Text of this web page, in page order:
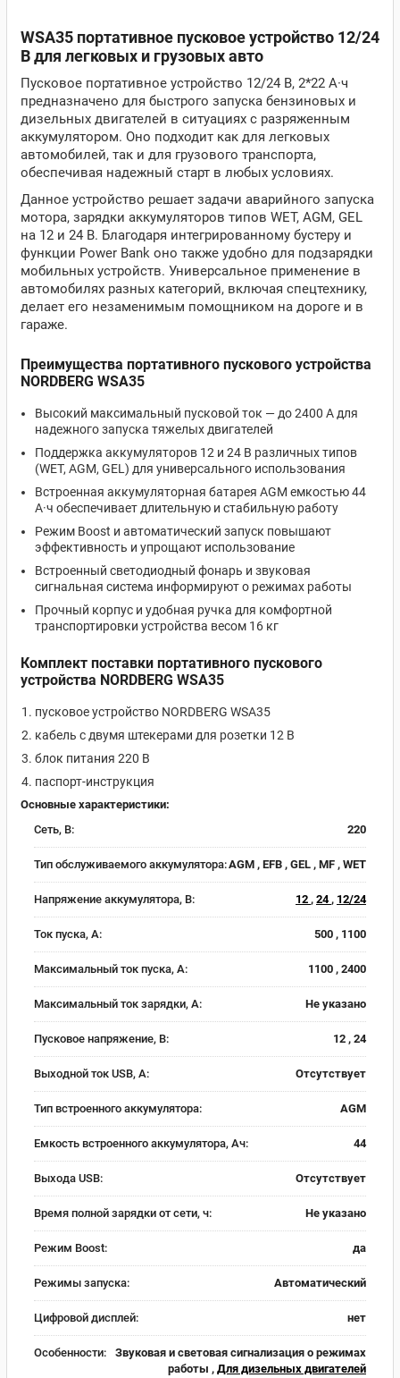
WSA35 портативное пусковое устройство 12/24
В для легковых и грузовых авто
Пусковое портативное устройство 12/24 В, 2*22 А·ч
предназначено для быстрого запуска бензиновых и
дизельных двигателей в ситуациях с разряженным
аккумулятором. Оно подходит как для легковых
автомобилей, так и для грузового транспорта,
обеспечивая надежный старт в любых условиях.
Данное устройство решает задачи аварийного запуска
мотора, зарядки аккумуляторов типов WET, AGM, GEL
на 12 и 24 В. Благодаря интегрированному бустеру и
функции Power Bank оно также удобно для подзарядки
мобильных устройств. Универсальное применение в
автомобилях разных категорий, включая спецтехнику,
делает его незаменимым помощником на дороге и в
гараже.
Преимущества портативного пускового устройства
NORDBERG WSA35
Высокий максимальный пусковой ток — до 2400 А для
надежного запуска тяжелых двигателей
Поддержка аккумуляторов 12 и 24 В различных типов
(WET, AGM, GEL) для универсального использования
Встроенная аккумуляторная батарея AGM емкостью 44
А·ч обеспечивает длительную и стабильную работу
Режим Boost и автоматический запуск повышают
эффективность и упрощают использование
Встроенный светодиодный фонарь и звуковая
сигнальная система информируют о режимах работы
Прочный корпус и удобная ручка для комфортной
транспортировки устройства весом 16 кг
Комплект поставки портативного пускового
устройства NORDBERG WSA35
пусковое устройство NORDBERG WSA35
кабель с двумя штекерами для розетки 12 В
блок питания 220 В
паспорт-инструкция
Основные характеристики:
Сеть, В:
220
Тип обслуживаемого аккумулятора:AGM , EFB , GEL , MF , WET
Напряжение аккумулятора, В: 12 , 24, 12/24
Ток пуска, А: 500 , 1100
Максимальный ток пуска, А: 1100 , 2400
Максимальный ток зарядки, А: Не указано
Пусковое напряжение, В: 12 , 24
Выходной ток USB, А: Отсутствует
Тип встроенного аккумулятора: AGM
Емкость встроенного аккумулятора, Ач: 44
Выхода USB: Отсутствует
Время полной зарядки от сети, ч: Не указано
Режим Boost: да
Режимы запуска: Автоматический
Цифровой дисплей: нет
Особенности:
Звуковая и световая сигнализация о режимах
работы , Для дизельных двигателей